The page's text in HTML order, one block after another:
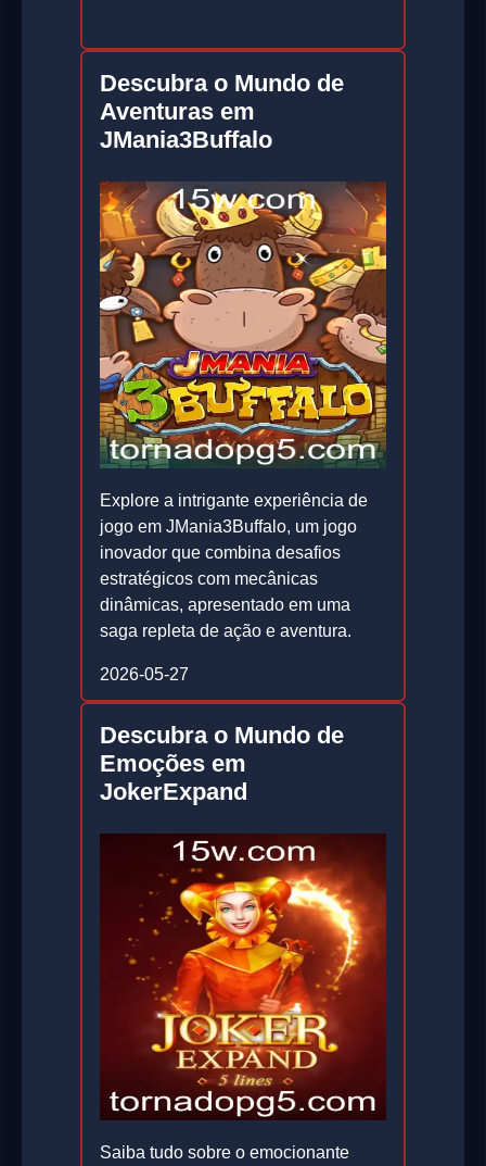
Descubra o Mundo de
Aventuras em
JMania3Buffalo
Explore a intrigante experiência de
jogo em JMania3Buffalo, um jogo
inovador que combina desafios
estratégicos com mecânicas
dinâmicas, apresentado em uma
saga repleta de ação e aventura.
2026-05-27
Descubra o Mundo de
Emoções em
JokerExpand
Saiba tudo sobre o emocionante